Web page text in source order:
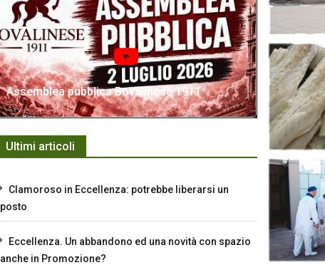
Assemblea pubblica Bovalinese 1911
Ultimi articoli
Clamoroso in Eccellenza: potrebbe liberarsi un
posto
Eccellenza. Un abbandono ed una novità con spazio
anche in Promozione?